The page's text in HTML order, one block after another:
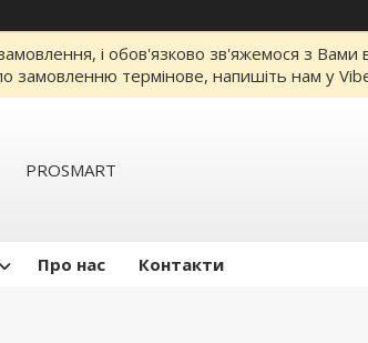
і обов'язково зв'яжемося з
замовленню термінове, напишіть нам у
PROSMART
Про нас Контакти